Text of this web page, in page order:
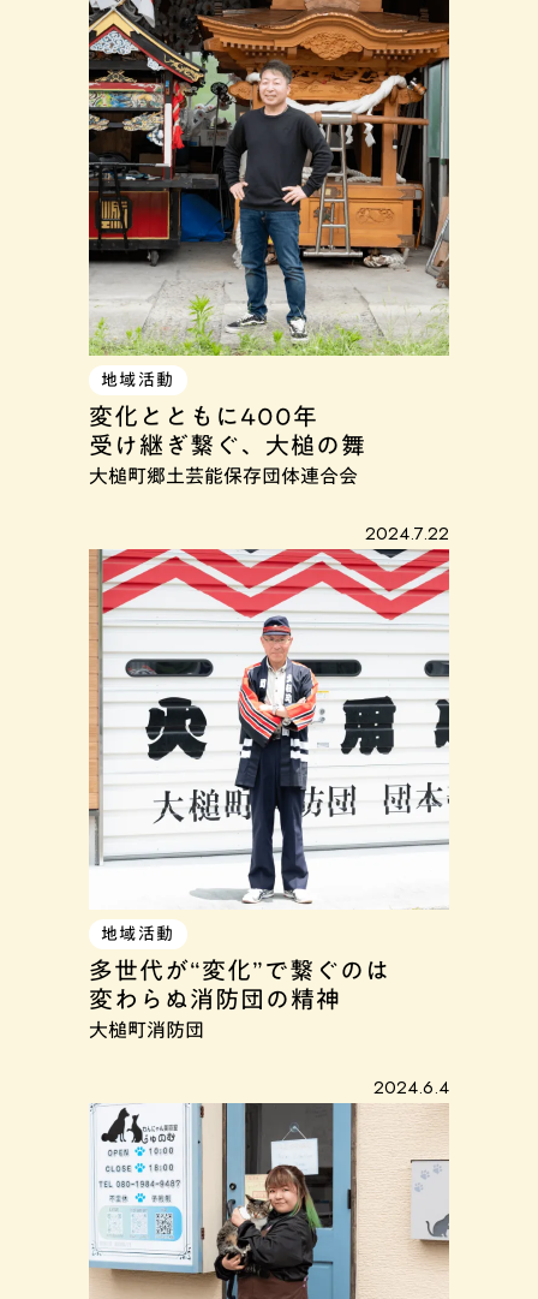
地域活動
変化とともに400年
受け継ぎ繋ぐ、大槌の舞
大槌町郷土芸能保存団体連合会
2024.7.22
地域活動
多世代が“変化”で繋ぐのは
変わらぬ消防団の精神
大槌町消防団
2024.6.4